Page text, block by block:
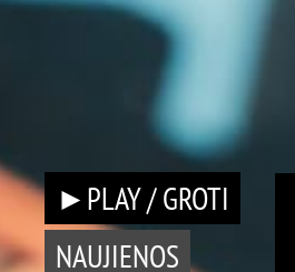
►PLAY / GROTI
NAUJIENOS